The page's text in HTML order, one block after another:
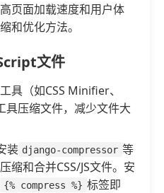
页面加载速度和用户体
和优化方法。
文件
具（如CSS Minifier、
具压缩文件，减少文件大
装 django-compressor 等
缩和合并CSS/JS文件。安
{% compress %} 标签即